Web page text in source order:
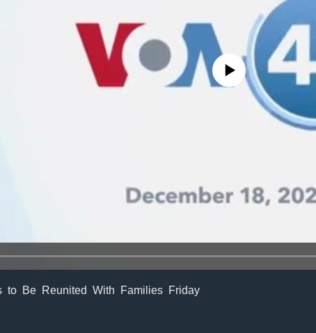
No media source currently
to Be Reunited With Families Friday